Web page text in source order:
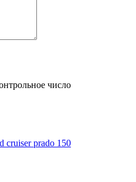
cruiser prado 150